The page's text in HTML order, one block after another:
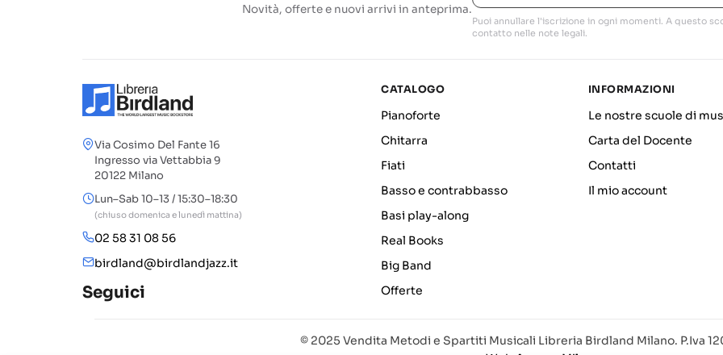
Novità, offerte e nuovi arrivi in anteprima.
Puoi annullare l'iscrizione in ogni momenti. A questo
contatto nelle note legali.
Via Cosimo Del Fante 16
Ingresso via Vettabbia 9
20122 Milano
Lun–Sab 10–13 / 15:30–18:30
(chiuso domenica e lunedì mattina)
02 58 31 08 56
birdland@birdlandjazz.it
Seguici
CATALOGO
Pianoforte
Chitarra
Fiati
Basso e contrabbasso
Basi play-along
Real Books
Big Band
Offerte
INFORMAZIONI
Le nostre scuole di
Carta del Docente
Contatti
Il mio account
© 2025 Vendita Metodi e Spartiti Musicali Libreria Birdland Milano. P.Iva